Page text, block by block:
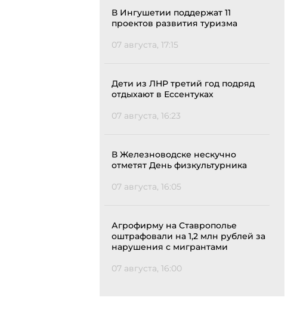
В Ингушетии поддержат 11
проектов развития туризма
07 августа, 17:15
Дети из ЛНР третий год подряд
отдыхают в Ессентуках
07 августа, 16:23
В Железноводске нескучно
отметят День физкультурника
07 августа, 16:05
Агрофирму на Ставрополье
оштрафовали на 1,2 млн рублей за
нарушения с мигрантами
07 августа, 16:00